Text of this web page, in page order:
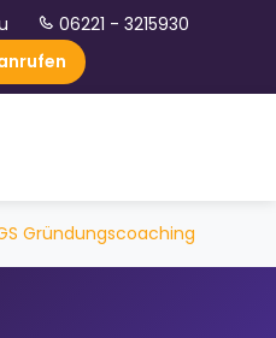
06221 - 3215930
Gründungscoaching